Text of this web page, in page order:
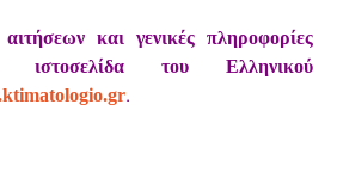
και γενικές πληροφορίες
ιστοσελίδα του Ελληνικού
.